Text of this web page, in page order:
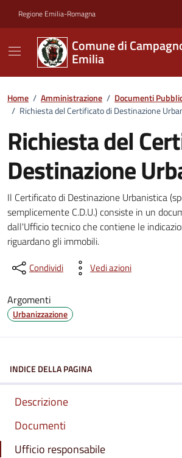
Regione Emilia-Romagna
Comune di
Emilia
Home / Amministrazione / Documenti
/ Richiesta del Certificato di Destinazione
Richiesta del
Destinazione
Dettagli del documento
Il Certificato di Destinazione Urbanistica
semplicemente C.D.U.) consiste in un
dall'Ufficio tecnico che contiene le
riguardano gli immobili.
Condividi Vedi azioni
Argomenti
Urbanizzazione
INDICE DELLA PAGINA
Descrizione
Documenti
Ufficio responsabile